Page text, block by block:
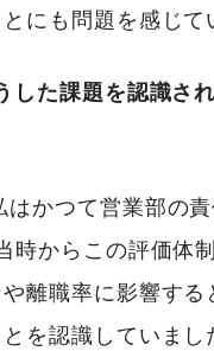
にも問題を感じて
た課題を認識さ
はかつて営業部の
時からこの評価体
離職率に影響する
を認識していまし